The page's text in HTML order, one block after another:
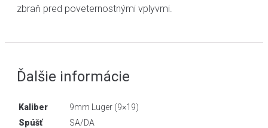
zbraň pred poveternostnými vplyvmi.
Ďalšie informácie
Kaliber
9mm Luger (9×19)
Spúšť
SA/DA